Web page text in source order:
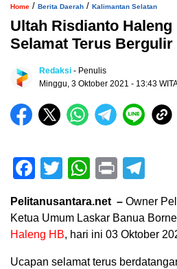
Home / Berita Daerah / Kalimantan Selatan
Ultah Risdianto
Selamat Terus Bergulir
Redaksi - Penulis
Minggu, 3 Oktober 2021 - 13:43
Facebook
TwitterPrint
Pelitanusantara.net – Owner
Ketua Umum Laskar Banua
Haleng HB, hari ini 03 Oktober
Ucapan selamat terus